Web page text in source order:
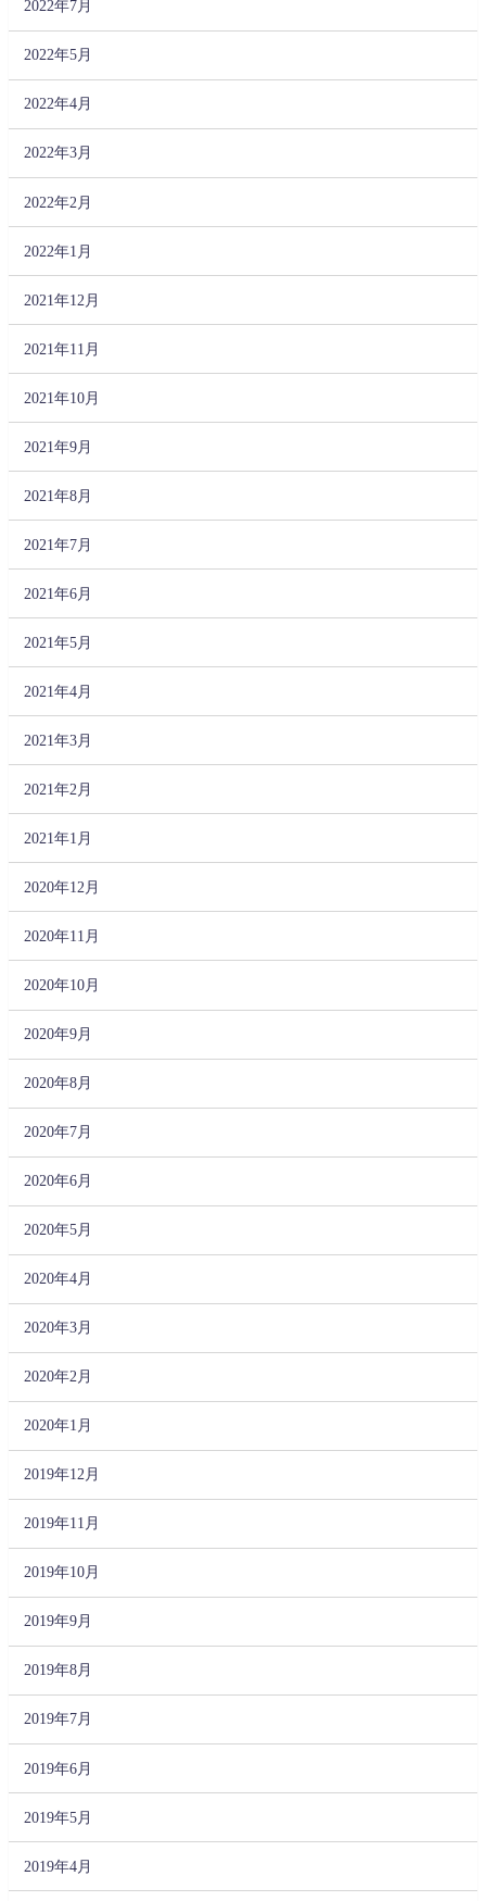
2022年7月
2022年5月
2022年4月
2022年3月
2022年2月
2022年1月
2021年12月
2021年11月
2021年10月
2021年9月
2021年8月
2021年7月
2021年6月
2021年5月
2021年4月
2021年3月
2021年2月
2021年1月
2020年12月
2020年11月
2020年10月
2020年9月
2020年8月
2020年7月
2020年6月
2020年5月
2020年4月
2020年3月
2020年2月
2020年1月
2019年12月
2019年11月
2019年10月
2019年9月
2019年8月
2019年7月
2019年6月
2019年5月
2019年4月